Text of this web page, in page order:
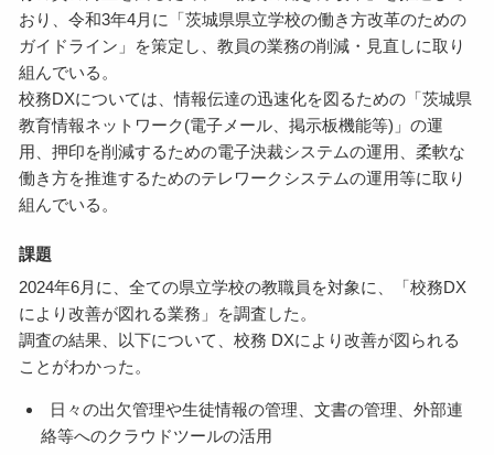
おり、令和3年4月に「茨城県県立学校の働き方改革のための
ガイドライン」を策定し、教員の業務の削減・見直しに取り
組んでいる。
校務DXについては、情報伝達の迅速化を図るための「茨城県
教育情報ネットワーク(電子メール、掲示板機能等)」の運
用、押印を削減するための電子決裁システムの運用、柔軟な
働き方を推進するためのテレワークシステムの運用等に取り
組んでいる。
課題
2024年6月に、全ての県立学校の教職員を対象に、「校務DX
により改善が図れる業務」を調査した。
調査の結果、以下について、校務 DXにより改善が図られる
ことがわかった。
日々の出欠管理や生徒情報の管理、文書の管理、外部連
絡等へのクラウドツールの活用